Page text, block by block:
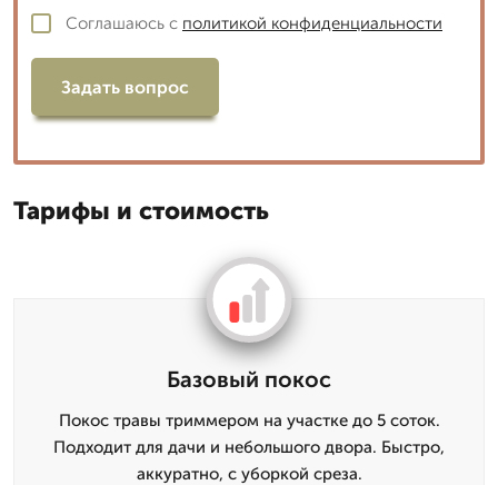
Соглашаюсь с политикой конфиденциальности
Задать вопрос
Тарифы и стоимость
Базовый покос
Покос травы триммером на участке до 5 соток.
Подходит для дачи и небольшого двора. Быстро,
аккуратно, с уборкой среза.